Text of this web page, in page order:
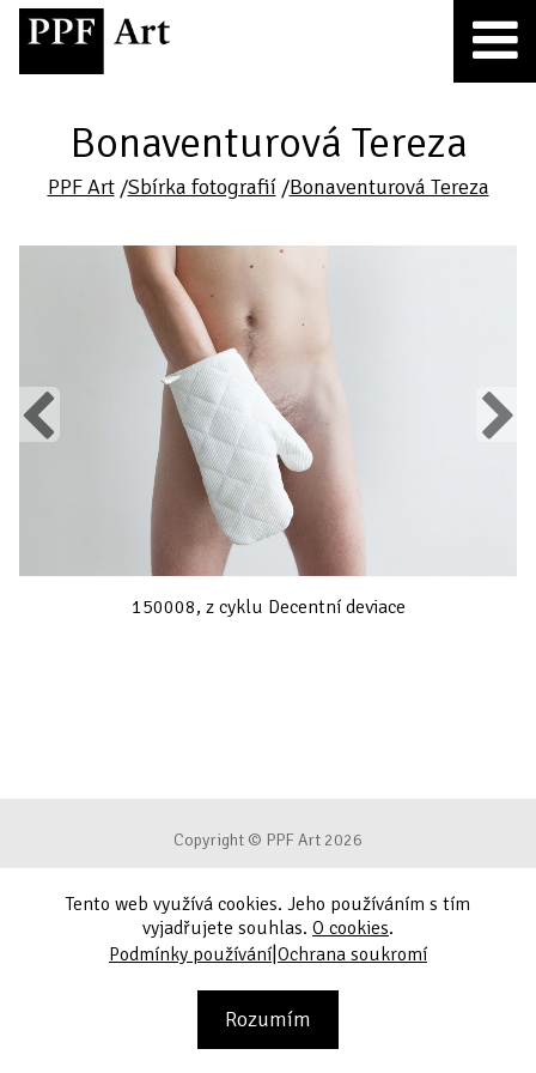
Bonaventurová Tereza
PPF Art/Sbírka fotografií/Bonaventurová Tereza
Previous
150008, z cyklu Decentní deviace
Next
Copyright © PPF Art 2026
Podmínky používání
Ochrana soukromí
Tento web využívá cookies. Jeho používáním s tím
vyjadřujete souhlas. O cookies.
Podmínky používání|Ochrana soukromí
Rozumím